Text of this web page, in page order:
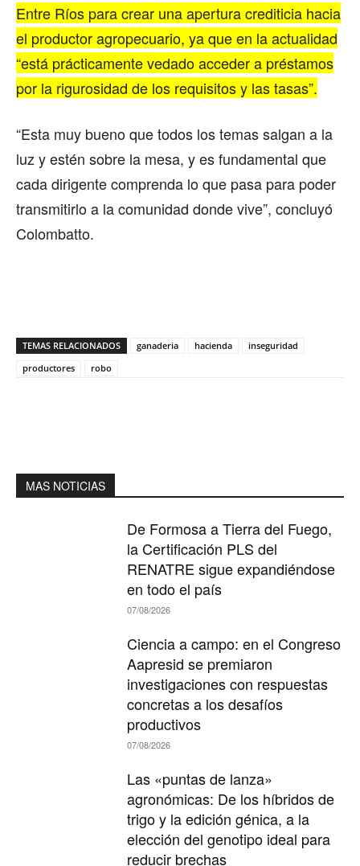
Entre Ríos para crear una apertura crediticia hacia
el productor agropecuario, ya que en la actualidad
“está prácticamente vedado acceder a préstamos
por la rigurosidad de los requisitos y las tasas”.
“Esta muy bueno que todos los temas salgan a la
luz y estén sobre la mesa, y es fundamental que
cada dirigente comprenda lo que pasa para poder
transmitirlo a la comunidad donde vive”, concluyó
Colombatto.
TEMAS RELACIONADOS ganaderia hacienda
inseguridad
productores
robo
MAS NOTICIAS
De Formosa a Tierra del Fuego,
la Certificación PLS del
RENATRE sigue expandiéndose
en todo el país
07/08/2026
Ciencia a campo: en el Congreso
Aapresid se premiaron
investigaciones con respuestas
concretas a los desafíos
productivos
07/08/2026
Las «puntas de lanza»
agronómicas: De los híbridos de
trigo y la edición génica, a la
elección del genotipo ideal para
reducir brechas